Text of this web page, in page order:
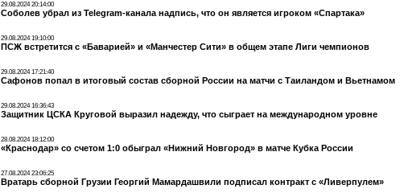
29.08.2024 20:14:00
Соболев убрал из Telegram-канала надпись, что он является игроком «Спартака»
29.08.2024 19:10:00
ПСЖ встретится с «Баварией» и «Манчестер Сити» в общем этапе Лиги чемпионов
29.08.2024 17:21:40
Сафонов попал в итоговый состав сборной России на матчи с Таиландом и Вьетнамом
29.08.2024 16:36:43
Защитник ЦСКА Круговой выразил надежду, что сыграет на международном уровне
28.08.2024 18:12:00
«Краснодар» со счетом 1:0 обыграл «Нижний Новгород» в матче Кубка России
27.08.2024 23:06:25
Вратарь сборной Грузии Георгий Мамардашвили подписал контракт с «Ливерпулем»